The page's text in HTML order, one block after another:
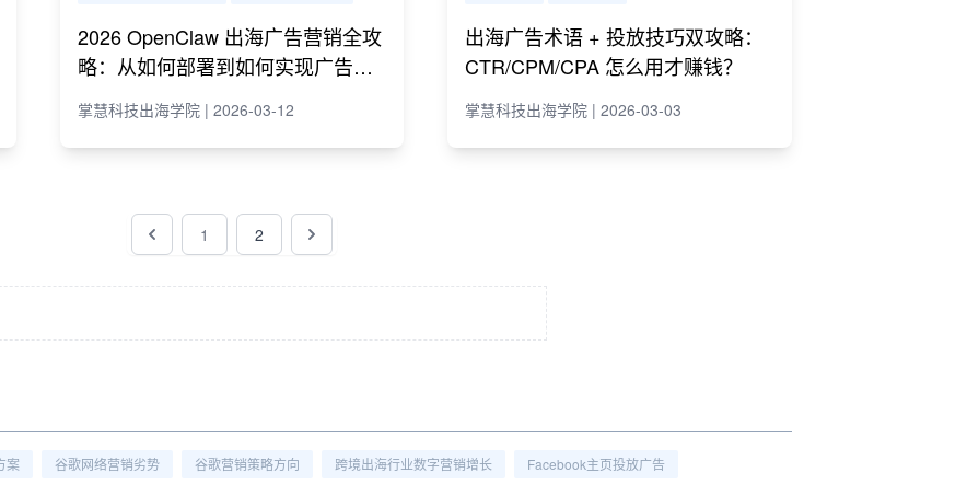
2026 OpenClaw 出海广告营销全攻
略：从如何部署到如何实现广告营
掌慧科技出海学院 | 2026-03-12
出海广告术语 + 投放技巧双攻略：
CTR/CPM/CPA 怎么用才赚钱？
掌慧科技出海学院 | 2026-03-03
1 2
案 谷歌网络营销劣势 谷歌营销策略方向 跨境出海行业数字营销增长 Facebook主页投放广告